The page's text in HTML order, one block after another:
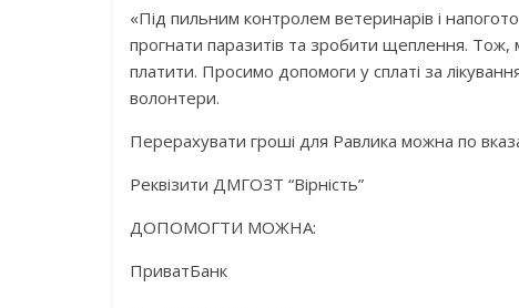
«Під пильним контролем ветеринарів і
прогнати паразитів та зробити щеплення. Тож,
платити. Просимо допомоги у сплаті за
волонтери.
Перерахувати гроші для Равлика можна по
Реквізити ДМГОЗТ “Вірність”
ДОПОМОГТИ МОЖНА:
ПриватБанк